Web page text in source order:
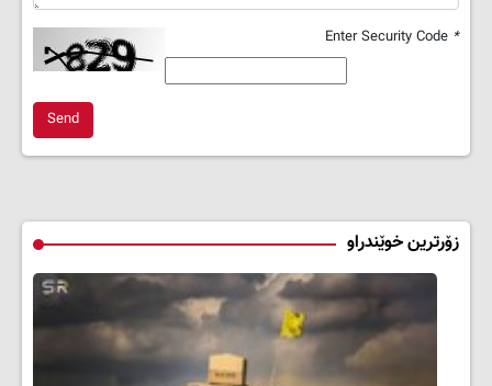
*
Send
زۆرترین خوێندراو